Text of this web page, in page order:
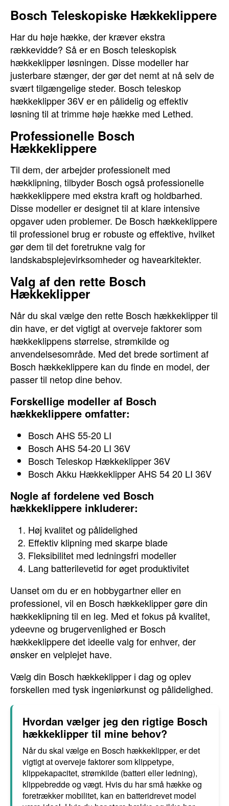
Bosch Teleskopiske Hækkeklippere
Har du høje hække, der kræver ekstra
rækkevidde? Så er en Bosch teleskopisk
hækkeklipper løsningen. Disse modeller har
justerbare stænger, der gør det nemt at nå selv de
svært tilgængelige steder. Bosch teleskop
hækkeklipper 36V er en pålidelig og effektiv
løsning til at trimme høje hække med Lethed.
Professionelle Bosch
Hækkeklippere
Til dem, der arbejder professionelt med
hækklipning, tilbyder Bosch også professionelle
hækkeklippere med ekstra kraft og holdbarhed.
Disse modeller er designet til at klare intensive
opgaver uden problemer. De Bosch hækkeklippere
til professionel brug er robuste og effektive, hvilket
gør dem til det foretrukne valg for
landskabsplejevirksomheder og havearkitekter.
Valg af den rette Bosch
Hækkeklipper
Når du skal vælge den rette Bosch hækkeklipper til
din have, er det vigtigt at overveje faktorer som
hækkeklippens størrelse, strømkilde og
anvendelsesområde. Med det brede sortiment af
Bosch hækkeklippere kan du finde en model, der
passer til netop dine behov.
Forskellige modeller af Bosch
hækkeklippere omfatter:
Bosch AHS 55-20 LI
Bosch AHS 54-20 LI 36V
Bosch Teleskop Hækkeklipper 36V
Bosch Akku Hækkeklipper AHS 54 20 LI 36V
Nogle af fordelene ved Bosch
hækkeklippere inkluderer:
Høj kvalitet og pålidelighed
Effektiv klipning med skarpe blade
Fleksibilitet med ledningsfri modeller
Lang batterilevetid for øget produktivitet
Uanset om du er en hobbygartner eller en
professionel, vil en Bosch hækkeklipper gøre din
hækkeklipning til en leg. Med et fokus på kvalitet,
ydeevne og brugervenlighed er Bosch
hækkeklippere det ideelle valg for enhver, der
ønsker en velplejet have.
Vælg din Bosch hækkeklipper i dag og oplev
forskellen med tysk ingeniørkunst og pålidelighed.
Hvordan vælger jeg den rigtige Bosch
hækkeklipper til mine behov?
Når du skal vælge en Bosch hækkeklipper, er det
vigtigt at overveje faktorer som klippetype,
klippekapacitet, strømkilde (batteri eller ledning),
klippebredde og vægt. Hvis du har små hække og
foretrækker mobilitet, kan en batteridrevet model